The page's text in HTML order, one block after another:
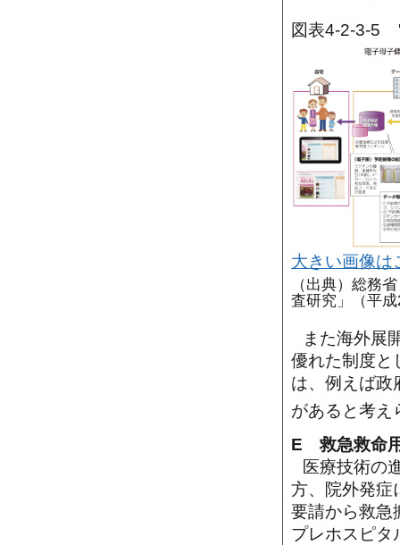
図表4-2-3-5
大きい画像は
（出典）総務
査研究」（平
また海外展
優れた制度と
は、例えば政
があると考え
E 救急救命
医療技術の
方、院外発症
要請から救急
プレホスピタ